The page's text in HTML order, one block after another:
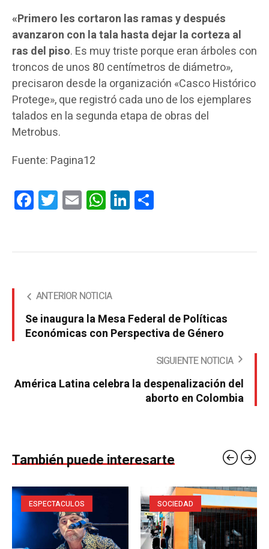
«Primero les cortaron las ramas y después
avanzaron con la tala hasta dejar la corteza al
ras del piso. Es muy triste porque eran árboles con
troncos de unos 80 centímetros de diámetro»,
precisaron desde la organización «Casco Histórico
Protege», que registró cada uno de los ejemplares
talados en la segunda etapa de obras del
Metrobus.
Fuente: Pagina12
FacebookTwitterEmail WhatsAppLinkedIn
ANTERIOR NOTICIA
Se inaugura la Mesa Federal de Políticas
Económicas con Perspectiva de Género
SIGUIENTE NOTICIA
América Latina celebra la despenalización del
aborto en Colombia
También puede interesarte
ESPECTACULOS SOCIEDAD